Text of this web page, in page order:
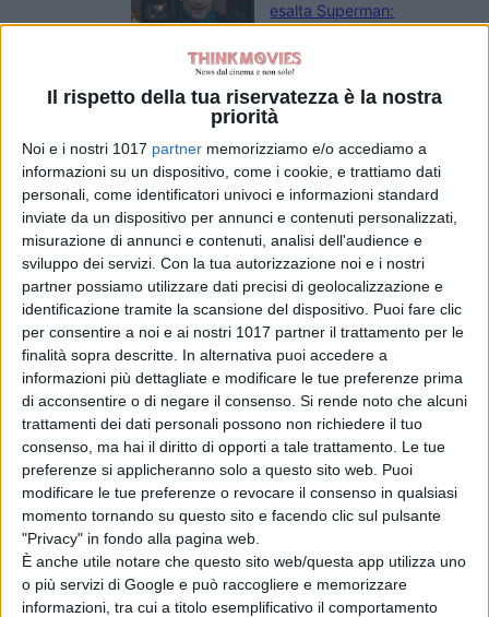
Il rispetto della tua riservatezza è la nostra
priorità
Noi e i nostri 1017 partner memorizziamo e/o accediamo a
informazioni su un dispositivo, come i cookie, e trattiamo dati
personali, come identificatori univoci e informazioni standard
inviate da un dispositivo per annunci e contenuti personalizzati,
misurazione di annunci e contenuti, analisi dell'audience e
sviluppo dei servizi. Con la tua autorizzazione noi e i nostri
partner possiamo utilizzare dati precisi di geolocalizzazione e
identificazione tramite la scansione del dispositivo. Puoi fare clic
per consentire a noi e ai nostri 1017 partner il trattamento per le
finalità sopra descritte. In alternativa puoi accedere a
informazioni più dettagliate e modificare le tue preferenze prima
di acconsentire o di negare il consenso. Si rende noto che alcuni
trattamenti dei dati personali possono non richiedere il tuo
consenso, ma hai il diritto di opporti a tale trattamento. Le tue
preferenze si applicheranno solo a questo sito web. Puoi
modificare le tue preferenze o revocare il consenso in qualsiasi
momento tornando su questo sito e facendo clic sul pulsante
"Privacy" in fondo alla pagina web.
È anche utile notare che questo sito web/questa app utilizza uno
o più servizi di Google e può raccogliere e memorizzare
informazioni, tra cui a titolo esemplificativo il comportamento
esalta Superman:
Tomorrow:
fantastiche”
di Emanuela Giuliani
Coyote vs Acme:
il nuovo trailer e
poster del film al
cinema a
settembre
di La Redazione
Hokum, debutto
da brividi al box
office: l’horror
con Adam Scott
conquista l’Italia
di La Redazione
Chi siamoContattiPrivacy PolicyCookie Policy
Emanuela Giuliani CFGLNMNL77T43L639Disclaimer